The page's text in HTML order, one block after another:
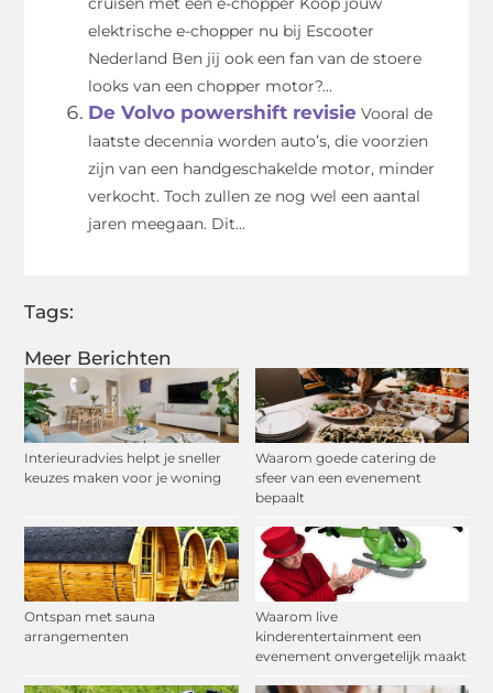
Meer Berichten
Interieuradvies helpt je sneller
keuzes maken voor je woning
Waarom goede catering de
sfeer van een evenement
bepaalt
Ontspan met sauna
arrangementen
Waarom live
kinderentertainment een
evenement onvergetelijk maakt
elektrische e-chopper nu bij Escooter
Nederland Ben jij ook een fan van de stoere
looks van een chopper motor?...
De Volvo powershift revisie Vooral de
laatste decennia worden auto’s, die voorzien
zijn van een handgeschakelde motor, minder
verkocht. Toch zullen ze nog wel een aantal
jaren meegaan. Dit...
Tags: